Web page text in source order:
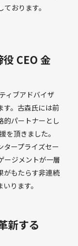
おります。
CEO 金
ィブアドバイザ
す。古森氏には前
的パートナーとし
を頂きました。
タープライズセー
ージメントが一層
がもたらす非連続
ります。
新する